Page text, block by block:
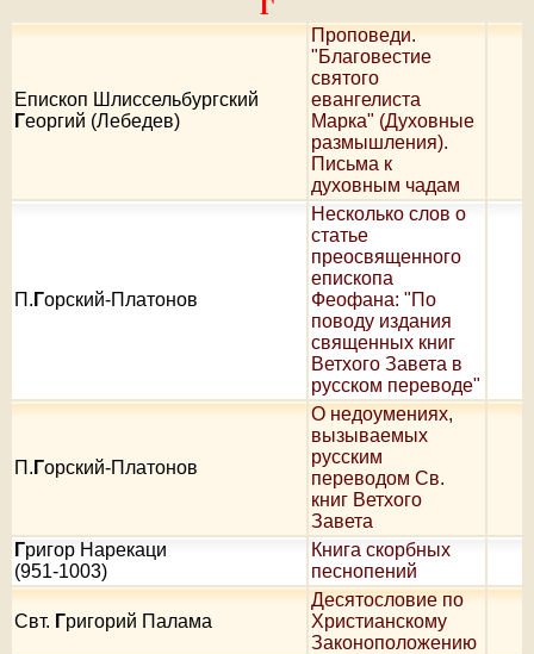
Г
Епископ Шлиссельбургский
Георгий (Лебедев)
Проповеди.
"Благовестие
святого
евангелиста
Марка" (Духовные
размышления).
Письма к
духовным чадам
П. Горский-Платонов
Несколько слов о
статье
преосвященного
епископа
Феофана: "По
поводу издания
священных книг
Ветхого Завета в
русском переводе"
П. Горский-Платонов
О недоумениях,
вызываемых
русским
переводом Св.
книг Ветхого
Завета
Григор Нарекаци
(951-1003)
Книга скорбных
песнопений
Свт. Григорий Палама
Десятословие по
Христианскому
Законоположению